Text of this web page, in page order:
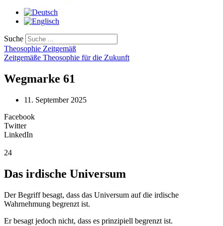
Suche
Theosophie Zeitgemäß
Zeitgemäße Theosophie für die Zukunft
Wegmarke 61
11. September 2025
Facebook
Twitter
LinkedIn
24
Das irdische Universum
Der Begriff besagt, dass das Universum auf die irdische
Wahrnehmung begrenzt ist.
Er besagt jedoch nicht, dass es prinzipiell begrenzt ist.